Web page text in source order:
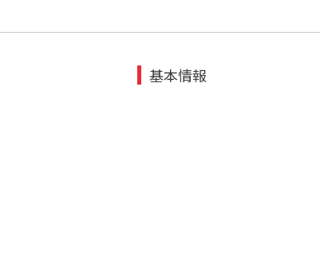
基本情報